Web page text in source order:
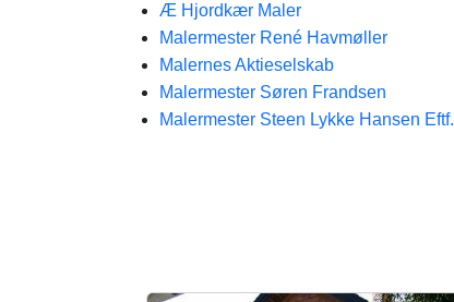
Æ Hjordkær​ Maler
Malermester René Havmøller
Malernes Aktieselskab
Malermester Søren Frandsen
Malermester Steen Lykke Hansen